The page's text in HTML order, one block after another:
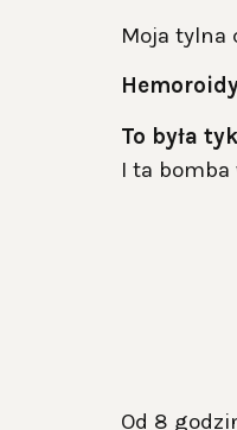
Moja tylna
To była
I ta bomba
Od 8